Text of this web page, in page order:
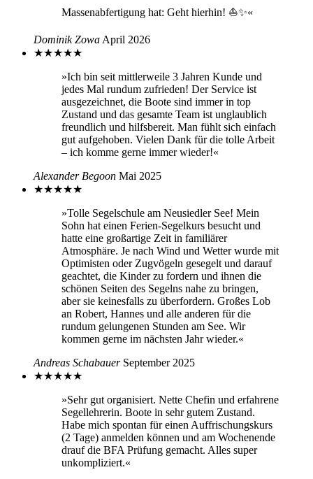
Massenabfertigung hat: Geht hierhin! ⛵✨«
Dominik Zowa April 2026
★★★★★
»Ich bin seit mittlerweile 3 Jahren Kunde und
jedes Mal rundum zufrieden! Der Service ist
ausgezeichnet, die Boote sind immer in top
Zustand und das gesamte Team ist unglaublich
freundlich und hilfsbereit. Man fühlt sich einfach
gut aufgehoben. Vielen Dank für die tolle Arbeit
– ich komme gerne immer wieder!«
Alexander Begoon Mai 2025
★★★★★
»Tolle Segelschule am Neusiedler See! Mein
Sohn hat einen Ferien-Segelkurs besucht und
hatte eine großartige Zeit in familiärer
Atmosphäre. Je nach Wind und Wetter wurde mit
Optimisten oder Zugvögeln gesegelt und darauf
geachtet, die Kinder zu fordern und ihnen die
schönen Seiten des Segelns nahe zu bringen,
aber sie keinesfalls zu überfordern. Großes Lob
an Robert, Hannes und alle anderen für die
rundum gelungenen Stunden am See. Wir
kommen gerne im nächsten Jahr wieder.«
Andreas Schabauer September 2025
★★★★★
»Sehr gut organisiert. Nette Chefin und erfahrene
Segellehrerin. Boote in sehr gutem Zustand.
Habe mich spontan für einen Auffrischungskurs
(2 Tage) anmelden können und am Wochenende
drauf die BFA Prüfung gemacht. Alles super
unkompliziert.«